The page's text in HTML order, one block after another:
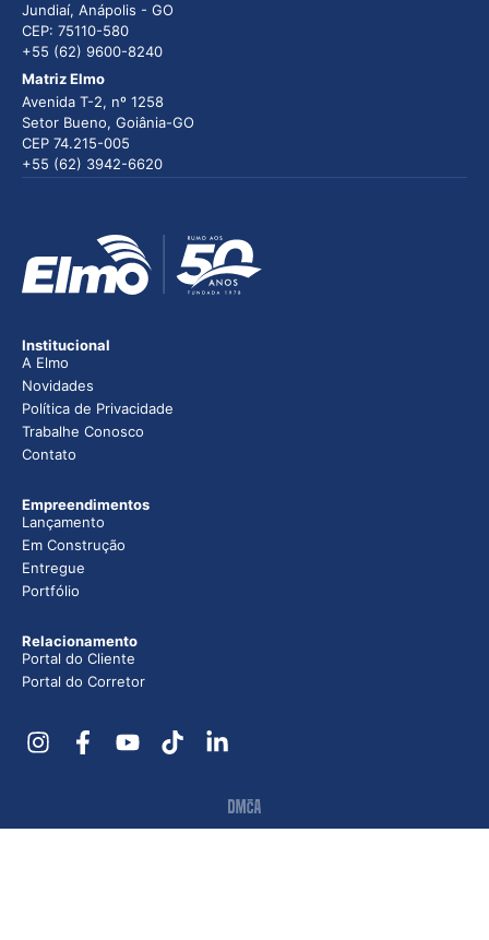
Jundiaí, Anápolis - GO
CEP: 75110-580
+55 (62) 9600-8240
Matriz Elmo
Avenida T-2, nº 1258
Setor Bueno, Goiânia-GO
CEP 74.215-005
+55 (62) 3942-6620
Institucional
A Elmo
Novidades
Política de Privacidade
Trabalhe Conosco
Contato
Empreendimentos
Lançamento
Em Construção
Entregue
Portfólio
Relacionamento
Portal do Cliente
Portal do Corretor